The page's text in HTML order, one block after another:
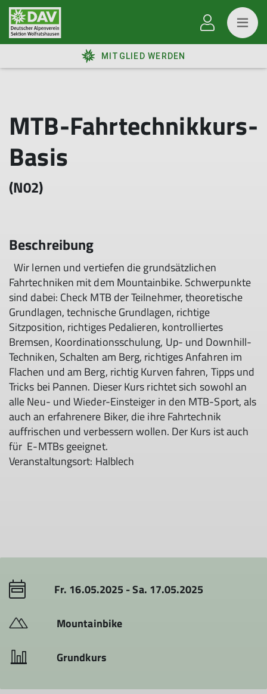
MITGLIED WERDEN
MTB-Fahrtechnikkurs-
Basis
(N02)
Beschreibung
Wir lernen und vertiefen die grundsätzlichen
Fahrtechniken mit dem Mountainbike. Schwerpunkte
sind dabei: Check MTB der Teilnehmer, theoretische
Grundlagen, technische Grundlagen, richtige
Sitzposition, richtiges Pedalieren, kontrolliertes
Bremsen, Koordinationsschulung, Up- und Downhill-
Techniken, Schalten am Berg, richtiges Anfahren im
Flachen und am Berg, richtig Kurven fahren, Tipps und
Tricks bei Pannen. Dieser Kurs richtet sich sowohl an
alle Neu- und Wieder-Einsteiger in den MTB-Sport, als
auch an erfahrenere Biker, die ihre Fahrtechnik
auffrischen und verbessern wollen. Der Kurs ist auch
für E-MTBs geeignet.
Veranstaltungsort: Halblech
Fr. 16.05.2025 - Sa. 17.05.2025
Mountainbike
Grundkurs